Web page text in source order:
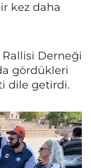
kez daha
Derneği
gördükleri
dile getirdi.